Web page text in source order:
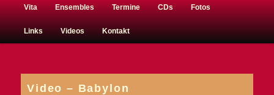
Zum Inhalt wechseln
Zum sekundären Inhalt wechseln
Vita Ensembles Termine CDs Fotos
Links Videos Kontakt
Video – Babylon